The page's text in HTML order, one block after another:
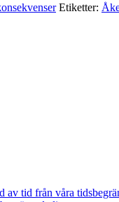
Etiketter:
av tid från våra